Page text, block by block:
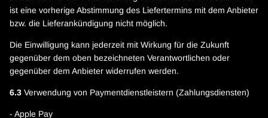
ist eine vorherige Abstimmung des Liefertermins mit dem Anbieter
bzw. die Lieferankündigung nicht möglich.
Die Einwilligung kann jederzeit mit Wirkung für die Zukunft
gegenüber dem oben bezeichneten Verantwortlichen oder
gegenüber dem Anbieter widerrufen werden.
6.3 Verwendung von Paymentdienstleistern (Zahlungsdiensten)
- Apple Pay